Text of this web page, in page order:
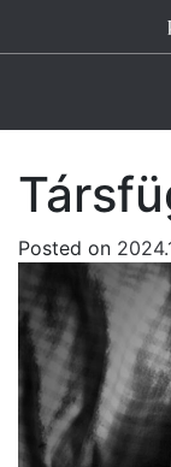
Main
Posted on